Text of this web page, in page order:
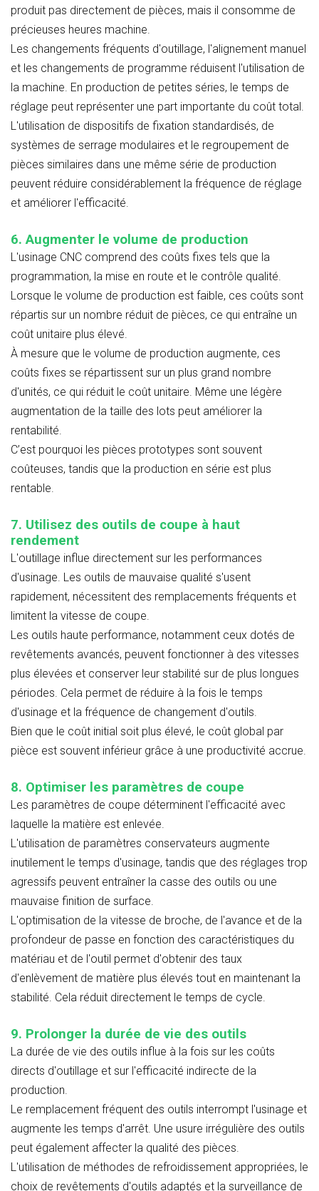
produit pas directement de pièces, mais il consomme de
précieuses heures machine.
Les changements fréquents d'outillage, l'alignement manuel
et les changements de programme réduisent l'utilisation de
la machine. En production de petites séries, le temps de
réglage peut représenter une part importante du coût total.
L'utilisation de dispositifs de fixation standardisés, de
systèmes de serrage modulaires et le regroupement de
pièces similaires dans une même série de production
peuvent réduire considérablement la fréquence de réglage
et améliorer l'efficacité.
6. Augmenter le volume de production
L'usinage CNC comprend des coûts fixes tels que la
programmation, la mise en route et le contrôle qualité.
Lorsque le volume de production est faible, ces coûts sont
répartis sur un nombre réduit de pièces, ce qui entraîne un
coût unitaire plus élevé.
À mesure que le volume de production augmente, ces
coûts fixes se répartissent sur un plus grand nombre
d'unités, ce qui réduit le coût unitaire. Même une légère
augmentation de la taille des lots peut améliorer la
rentabilité.
C’est pourquoi les pièces prototypes sont souvent
coûteuses, tandis que la production en série est plus
rentable.
7. Utilisez des outils de coupe à haut
rendement
L'outillage influe directement sur les performances
d'usinage. Les outils de mauvaise qualité s'usent
rapidement, nécessitent des remplacements fréquents et
limitent la vitesse de coupe.
Les outils haute performance, notamment ceux dotés de
revêtements avancés, peuvent fonctionner à des vitesses
plus élevées et conserver leur stabilité sur de plus longues
périodes. Cela permet de réduire à la fois le temps
d'usinage et la fréquence de changement d'outils.
Bien que le coût initial soit plus élevé, le coût global par
pièce est souvent inférieur grâce à une productivité accrue.
8. Optimiser les paramètres de coupe
Les paramètres de coupe déterminent l'efficacité avec
laquelle la matière est enlevée.
L'utilisation de paramètres conservateurs augmente
inutilement le temps d'usinage, tandis que des réglages trop
agressifs peuvent entraîner la casse des outils ou une
mauvaise finition de surface.
L'optimisation de la vitesse de broche, de l'avance et de la
profondeur de passe en fonction des caractéristiques du
matériau et de l'outil permet d'obtenir des taux
d'enlèvement de matière plus élevés tout en maintenant la
stabilité. Cela réduit directement le temps de cycle.
9. Prolonger la durée de vie des outils
La durée de vie des outils influe à la fois sur les coûts
directs d'outillage et sur l'efficacité indirecte de la
production.
Le remplacement fréquent des outils interrompt l'usinage et
augmente les temps d'arrêt. Une usure irrégulière des outils
peut également affecter la qualité des pièces.
L'utilisation de méthodes de refroidissement appropriées, le
choix de revêtements d'outils adaptés et la surveillance de